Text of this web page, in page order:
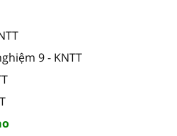
9 - KNTT